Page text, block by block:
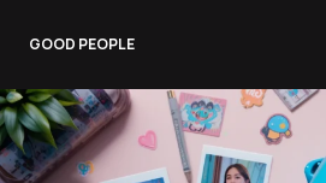
to
content
GOOD PEOPLE